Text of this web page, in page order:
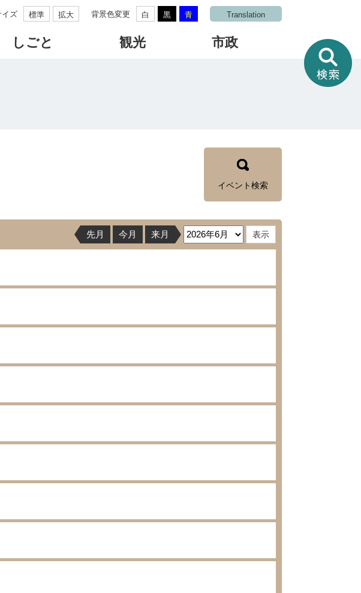
イズ 標準 拡大 背景色変更 白 黒 青 Translation
しごと 観光 市政
情
報
を
イベント検索
先月 今月 来月